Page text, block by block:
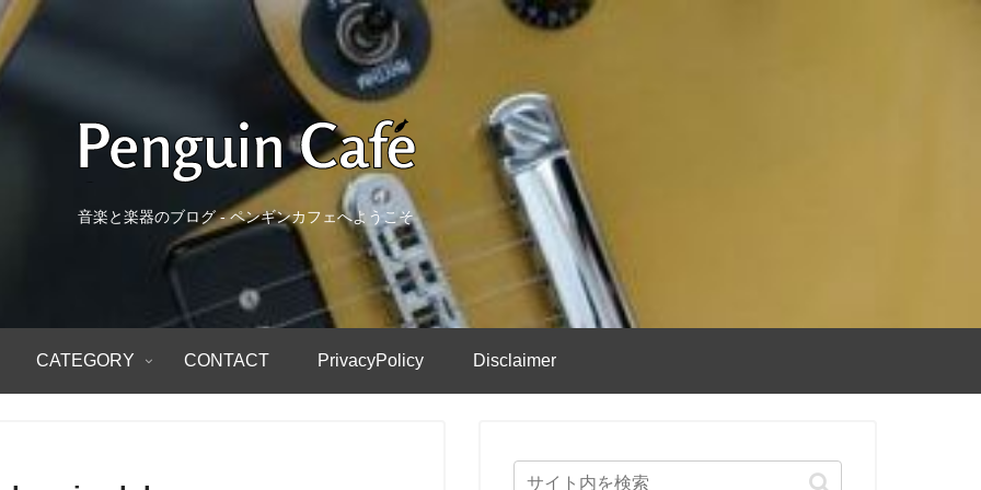
音楽と楽器のブログ - ペンギンカフェへようこそ
CATEGORY CONTACT PrivacyPolicy Disclaimer